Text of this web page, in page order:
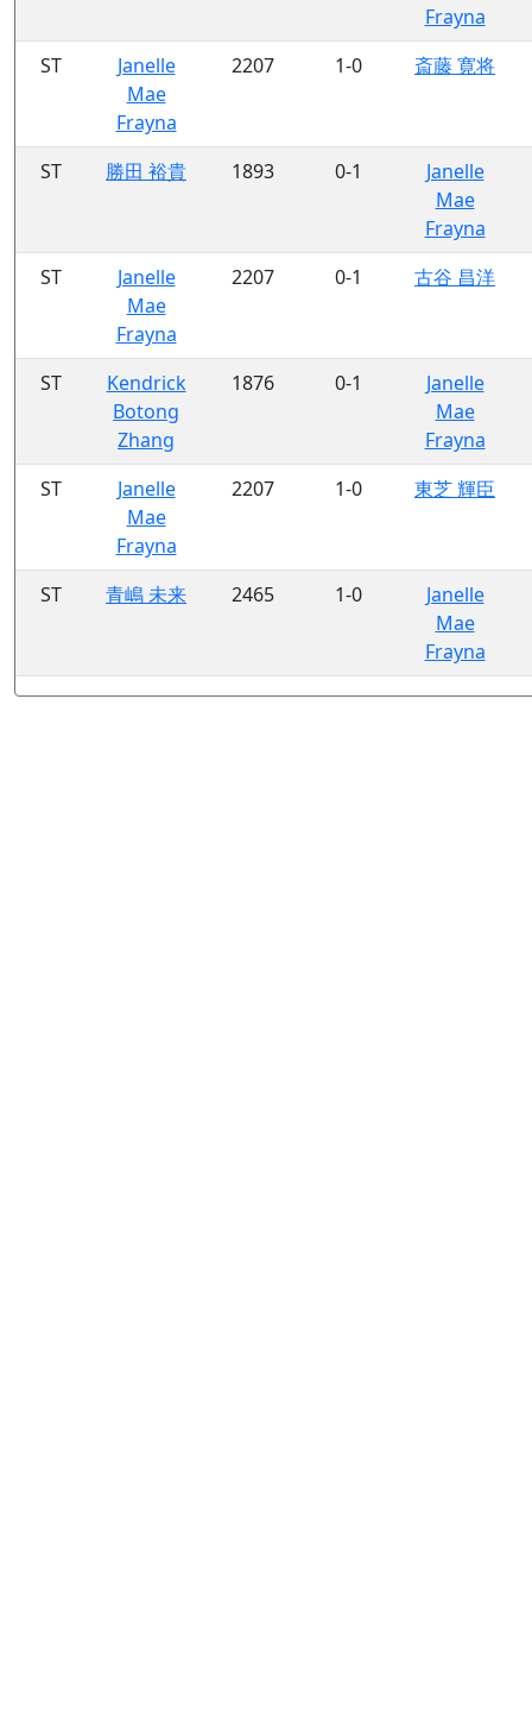
Frayna
ST
Janelle
Mae
Frayna
2207 1-0 斎藤 寛将
ST 勝田 裕貴 1893 0-1
Janelle
Mae
Frayna
ST
Janelle
Mae
Frayna
2207 0-1 古谷 昌洋
ST
Kendrick
Botong
Zhang
1876 0-1
Janelle
Mae
Frayna
ST
Janelle
Mae
Frayna
2207 1-0 東芝 輝臣
ST 青嶋 未来 2465 1-0
Janelle
Mae
Frayna